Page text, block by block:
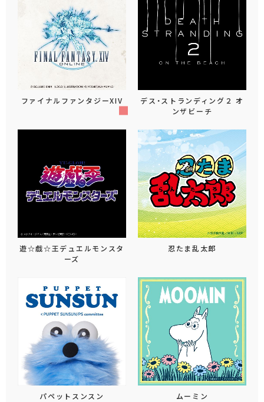
ファイナルファンタジーXIV
デス・ストランディング２ オ
ンザビーチ
遊☆戯☆王デュエルモンスタ
ーズ
忍たま乱太郎
パペットスンスン ムーミン